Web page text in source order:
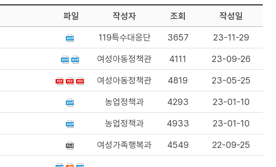
파일 작성자 조회 작성일
119특수대응단 3657 23-11-29
여성아동정책관 4111 23-09-26
여성아동정책관 4819 23-05-25
농업정책과 4293 23-01-10
농업정책과 4933 23-01-10
여성가족행복과 4549 22-09-25